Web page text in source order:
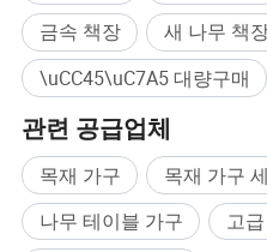
금속 책장
새 나무 책
\uCC45\uC7A5 대량구매
관련 공급업체
목재 가구 목재 가구
나무 테이블 가구
고